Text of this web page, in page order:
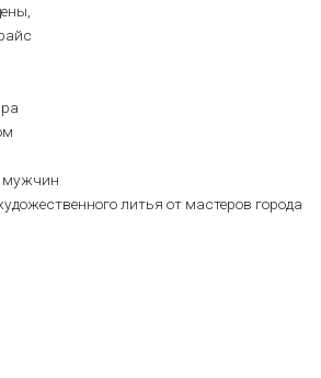
мужчин
литья от мастеров города